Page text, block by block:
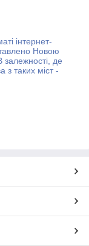
інтернет-
Новою
де
з таких міст -